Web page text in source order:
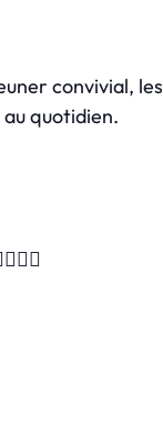
convivial, les
au quotidien.